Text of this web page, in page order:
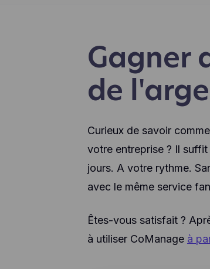
Gagner
de
Curieux de savoir
votre entreprise ? Il
jours. A votre rythme.
avec le même service
Êtes-vous satisfait ?
à utiliser CoManage à